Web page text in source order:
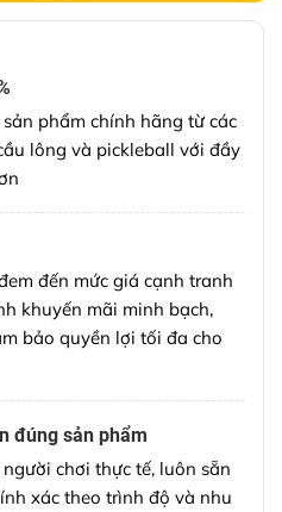
phẩm chính hãng từ các
lông và pickleball với đầy
đến mức giá cạnh tranh
khuyến mãi minh bạch,
bảo quyền lợi tối đa cho
đúng sản phẩm
chơi thực tế, luôn sẵn
xác theo trình độ và nhu